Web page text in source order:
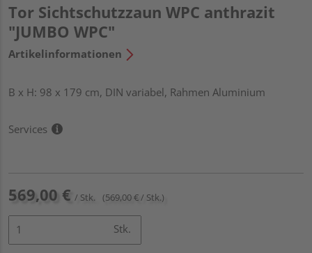
Tor Sichtschutzzaun WPC anthrazit
"JUMBO WPC"
Artikelinformationen
B x H: 98 x 179 cm, DIN variabel, Rahmen Aluminium
Services
569,00 € / Stk. (569,00 € / Stk.)
Stk.